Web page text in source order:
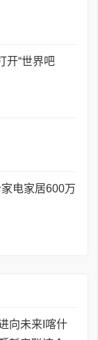
开“世界吧
电家居600万
向未来I喀什